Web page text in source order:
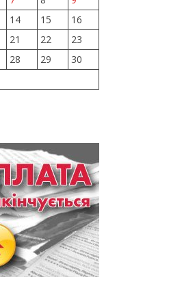
14 15
16
21 22
23
28 29
30